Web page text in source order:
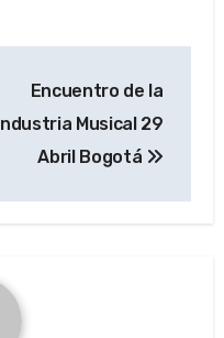
Encuentro de la
Industria Musical 29
Abril Bogotá